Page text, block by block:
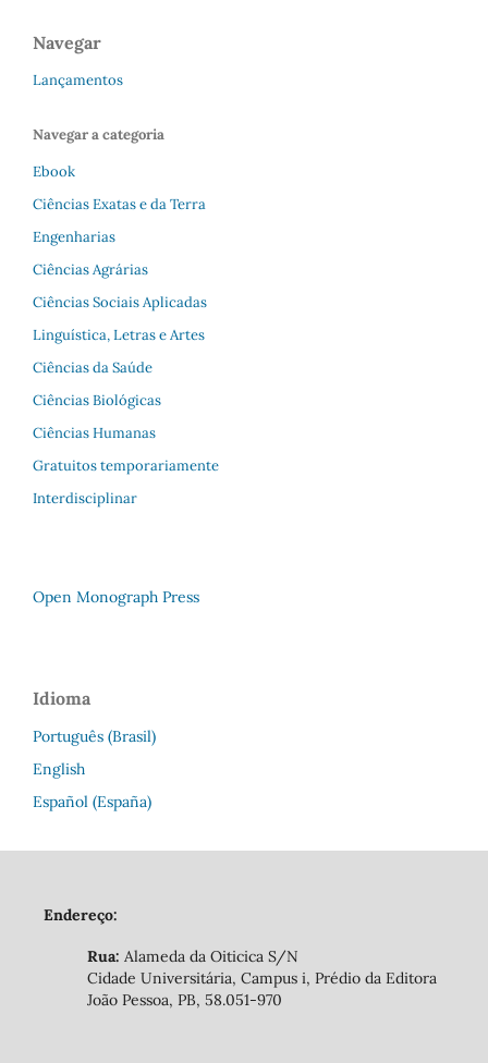
Navegar
Lançamentos
Navegar a categoria
Ebook
Ciências Exatas e da Terra
Engenharias
Ciências Agrárias
Ciências Sociais Aplicadas
Linguística, Letras e Artes
Ciências da Saúde
Ciências Biológicas
Ciências Humanas
Gratuitos temporariamente
Interdisciplinar
Open Monograph Press
Idioma
Português (Brasil)
English
Español (España)
Endereço:
Rua: Alameda da Oiticica S/N
Cidade Universitária, Campus i, Prédio da Editora
João Pessoa, PB, 58.051-970